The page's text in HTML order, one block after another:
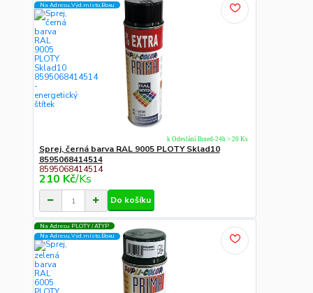
Na Adresu,Výd.místo,Boxu
Sprej, černá barva RAL 9005 PLOTY Sklad10
8595068414514
8595068414514
210 Kč/Ks
k Odeslání Ihned-24h > 20 Ks
Do košíku
Na Adresu PLOTY / ATYP
Na Adresu,Výd.místo,Boxu